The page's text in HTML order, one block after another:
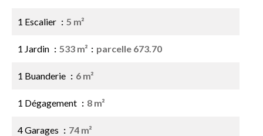
1 Escalier 5 m²
1 Jardin 533 m² parcelle 673.70
1 Buanderie 6 m²
1 Dégagement 8 m²
4 Garages 74 m²